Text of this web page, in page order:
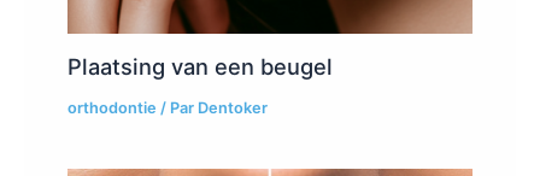
Plaatsing van een beugel
orthodontie / Par Dentoker